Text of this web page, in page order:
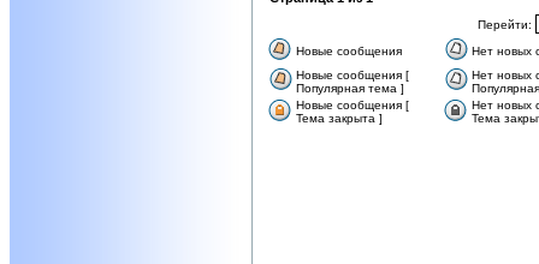
Перейти:
Новые сообщения
Нет новых
Новые сообщения [
Популярная тема ]
Нет новых
Новые сообщения [
Тема закрыта ]
Нет новых
Тема